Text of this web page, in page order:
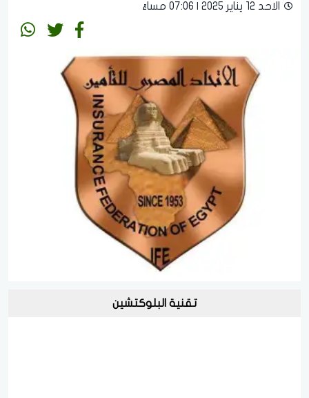
الاحد 12 يناير 2025 | 07:06 مساءً
تقنية البلوكتشين